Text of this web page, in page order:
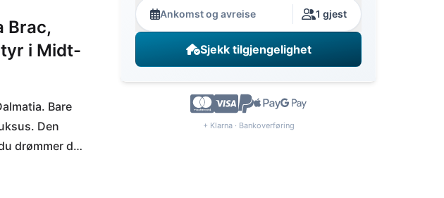
Brac,
i Midt-
Bare
Den
drømmer deg
på
Ankomst og avreise 1 gjest
Sjekk tilgjengelighet
+ Klarna · Bankoverføring